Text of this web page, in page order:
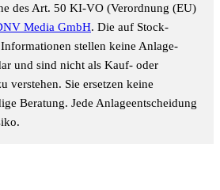
des Art. 50 KI-VO (Verordnung (EU)
Media GmbH. Die auf Stock-
stellen keine Anlage-
und sind nicht als Kauf- oder
verstehen. Sie ersetzen keine
Beratung. Jede Anlageentscheidung